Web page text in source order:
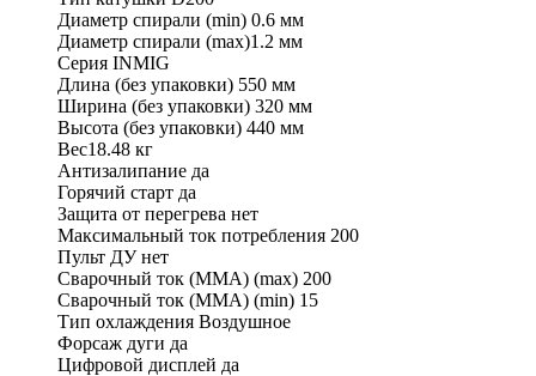
Диаметр спирали (min) 0.6 мм
Диаметр спирали (max)1.2 мм
Серия INMIG
Длина (без упаковки) 550 мм
Ширина (без упаковки) 320 мм
Высота (без упаковки) 440 мм
Вес18.48 кг
Антизалипание да
Горячий старт да
Защита от перегрева нет
Максимальный ток потребления 200
Пульт ДУ нет
Сварочный ток (ММА) (max) 200
Сварочный ток (ММА) (min) 15
Тип охлаждения Воздушное
Форсаж дуги да
Цифровой дисплей да